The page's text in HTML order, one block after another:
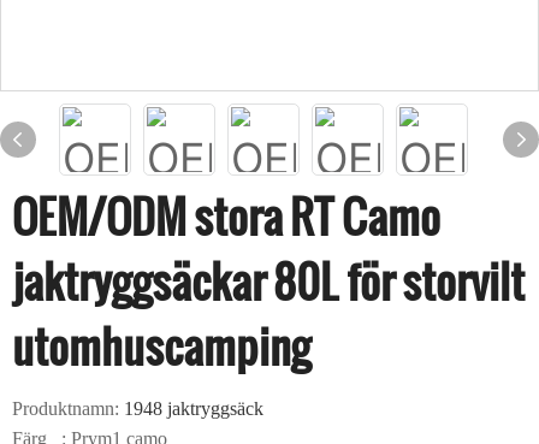
OEM/ODM stora RT Camo
jaktryggsäckar 80L för storvilt
utomhuscamping
Produktnamn: 1948 jaktryggsäck
Färg
: Prym1 camo